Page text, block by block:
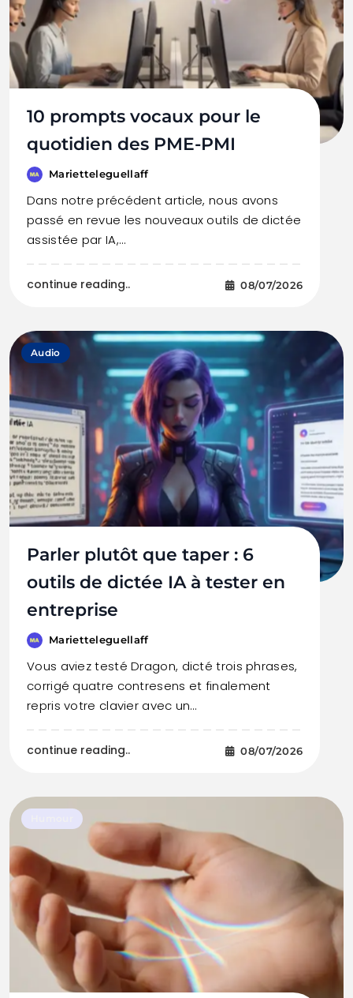
10 prompts vocaux pour le
quotidien des PME-PMI
Marietteleguellaff
Dans notre précédent article, nous avons
passé en revue les nouveaux outils de dictée
assistée par IA,…
continue reading.. 08/07/2026
Audio
Parler plutôt que taper : 6
outils de dictée IA à tester en
entreprise
Marietteleguellaff
Vous aviez testé Dragon, dicté trois phrases,
corrigé quatre contresens et finalement
repris votre clavier avec un…
continue reading.. 08/07/2026